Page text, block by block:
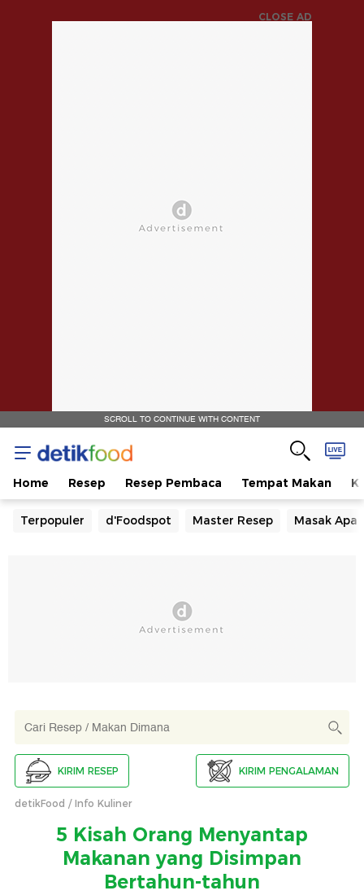
CLOSE AD
SCROLL TO CONTINUE WITH CONTENT
Home Resep Resep Pembaca Tempat Makan
Terpopuler d'Foodspot Master Resep Masak Apa
KIRIM RESEP KIRIM PENGALAMAN
detikFood Info Kuliner
5 Kisah Orang Menyantap
Makanan yang Disimpan
Bertahun-tahun